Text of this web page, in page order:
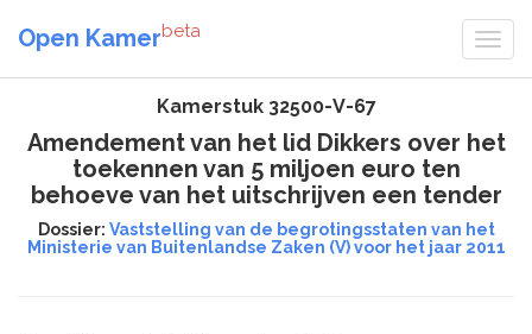
Open Kamerbeta
Kamerstuk 32500-V-67
Amendement van het lid Dikkers over het
toekennen van 5 miljoen euro ten
behoeve van het uitschrijven een tender
Dossier: Vaststelling van de begrotingsstaten van het
Ministerie van Buitenlandse Zaken (V) voor het jaar 2011